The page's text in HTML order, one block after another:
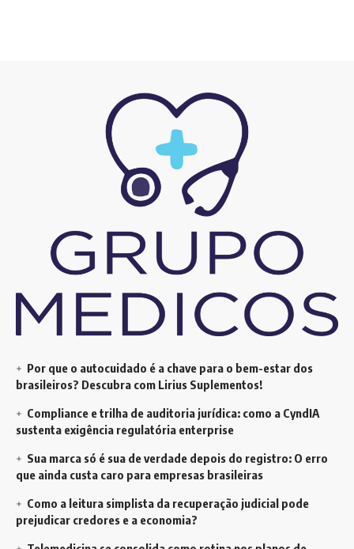
Por que o autocuidado é a chave para o bem-estar dos
brasileiros? Descubra com Lirius Suplementos!
Compliance e trilha de auditoria jurídica: como a CyndIA
sustenta exigência regulatória enterprise
Sua marca só é sua de verdade depois do registro: O erro
que ainda custa caro para empresas brasileiras
Como a leitura simplista da recuperação judicial pode
prejudicar credores e a economia?